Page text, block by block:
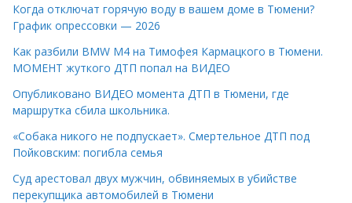
Когда отключат горячую воду в вашем доме в Тюмени?
График опрессовки — 2026
Как разбили BMW M4 на Тимофея Кармацкого в Тюмени.
МОМЕНТ жуткого ДТП попал на ВИДЕО
Опубликовано ВИДЕО момента ДТП в Тюмени, где
маршрутка сбила школьника.
«Собака никого не подпускает». Смертельное ДТП под
Пойковским: погибла семья
Суд арестовал двух мужчин, обвиняемых в убийстве
перекупщика автомобилей в Тюмени